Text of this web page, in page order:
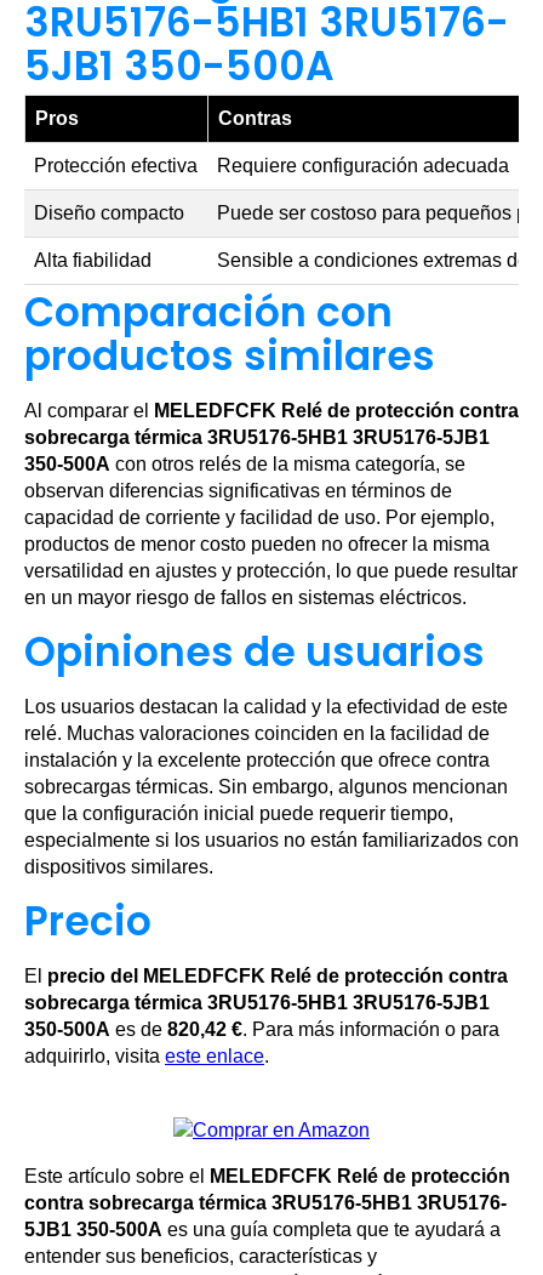
3RU5176-5HB1 3RU5176-
5JB1 350-500A
Pros Contras
Protección efectiva Requiere configuración adecuada
Diseño compacto Puede ser costoso para pequeños
Alta fiabilidad Sensible a condiciones extremas de
Comparación con
productos similares
Al comparar el
MELEDFCFK Relé de protección contra
sobrecarga térmica 3RU5176-5HB1 3RU5176-5JB1
350-500A con otros relés de la misma categoría, se
observan diferencias significativas en términos de
capacidad de corriente y facilidad de uso. Por ejemplo,
productos de menor costo pueden no ofrecer la misma
versatilidad en ajustes y protección, lo que puede resultar
en un mayor riesgo de fallos en sistemas eléctricos.
Opiniones de usuarios
Los usuarios destacan la calidad y la efectividad de este
relé. Muchas valoraciones coinciden en la facilidad de
instalación y la excelente protección que ofrece contra
sobrecargas térmicas. Sin embargo, algunos mencionan
que la configuración inicial puede requerir tiempo,
especialmente si los usuarios no están familiarizados con
dispositivos similares.
Precio
El precio del MELEDFCFK Relé de protección contra
sobrecarga térmica 3RU5176-5HB1 3RU5176-5JB1
350-500A es de 820,42 €. Para más información o para
adquirirlo, visita este enlace.
Este artículo sobre el
MELEDFCFK Relé de protección
contra sobrecarga térmica 3RU5176-5HB1 3RU5176-
5JB1 350-500A es una guía completa que te ayudará a
entender sus beneficios, características y